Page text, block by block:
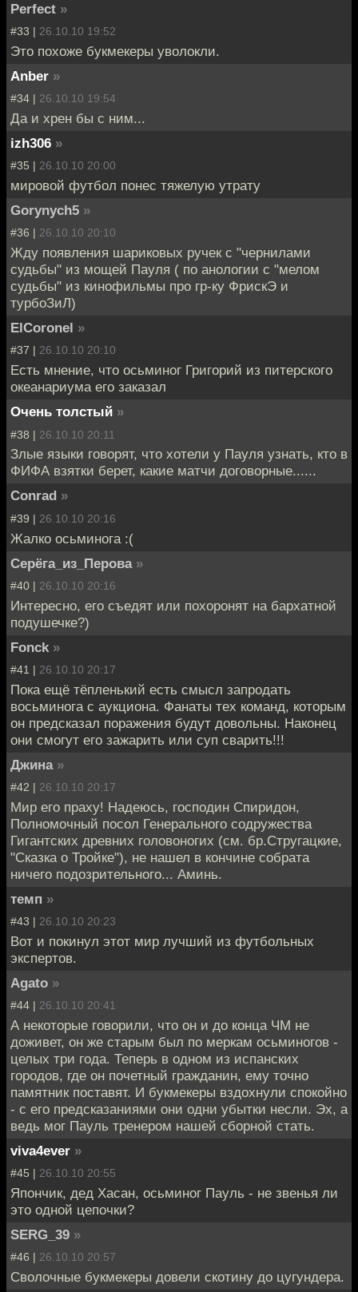
Perfect »
#33 | 26.10.10 19:52
Это похоже букмекеры уволокли.
Anber »
#34 | 26.10.10 19:54
Да и хрен бы с ним...
izh306 »
#35 | 26.10.10 20:00
мировой футбол понес тяжелую утрату
Gorynych5 »
#36 | 26.10.10 20:10
Жду появления шариковых ручек с "чернилами
судьбы" из мощей Пауля ( по анологии с "мелом
судьбы" из кинофильмы про гр-ку ФрискЭ и
турбоЗиЛ)
ElCoronel »
#37 | 26.10.10 20:10
Есть мнение, что осьминог Григорий из питерского
океанариума его заказал
Очень толстый »
#38 | 26.10.10 20:11
Злые языки говорят, что хотели у Пауля узнать, кто в
ФИФА взятки берет, какие матчи договорные......
Conrad »
#39 | 26.10.10 20:16
Жалко осьминога :(
Серёга_из_Перова »
#40 | 26.10.10 20:16
Интересно, его съедят или похоронят на бархатной
подушечке?)
Fonck »
#41 | 26.10.10 20:17
Пока ещё тёпленький есть смысл запродать
восьминога с аукциона. Фанаты тех команд, которым
он предсказал поражения будут довольны. Наконец
они смогут его зажарить или суп сварить!!!
Джина »
#42 | 26.10.10 20:17
Мир его праху! Надеюсь, господин Спиридон,
Полномочный посол Генерального содружества
Гигантских древних головоногих (см. бр.Стругацкие,
"Сказка о Тройке"), не нашел в кончине собрата
ничего подозрительного... Аминь.
темп »
#43 | 26.10.10 20:23
Вот и покинул этот мир лучший из футбольных
экспертов.
Agato »
#44 | 26.10.10 20:41
А некоторые говорили, что он и до конца ЧМ не
доживет, он же старым был по меркам осьминогов -
целых три года. Теперь в одном из испанских
городов, где он почетный гражданин, ему точно
памятник поставят. И букмекеры вздохнули спокойно
- с его предсказаниями они одни убытки несли. Эх, а
ведь мог Пауль тренером нашей сборной стать.
viva4ever »
#45 | 26.10.10 20:55
Япончик, дед Хасан, осьминог Пауль - не звенья ли
это одной цепочки?
SERG_39 »
#46 | 26.10.10 20:57
Сволочные букмекеры довели скотину до цугундера.